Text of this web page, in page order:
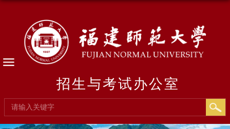
招生与考试办公室